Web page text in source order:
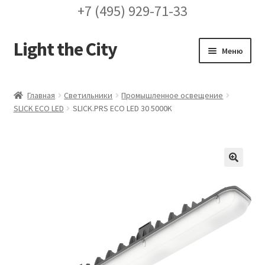
+7 (495) 929-71-33
Перейти
к
Перейти
к
Light the City Меню
FAQ про кронштейны
Главная Светильники
Промышленное освещение
SLICK ECO LED
SLICK.PRS ECO LED 30 5000K